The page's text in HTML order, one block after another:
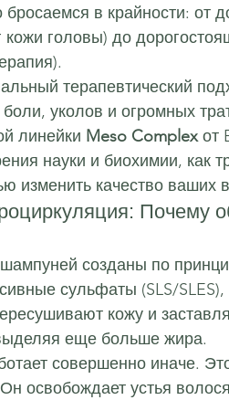
в крайности: от
кожи головы) до
терапевтический
уколов и огромных
линейки Meso Complex от
науки и биохимии,
изменить качество ваших
Почему
созданы по
сульфаты (SLS/
кожу и
еще больше жира.
совершенно иначе.
освобождает устья